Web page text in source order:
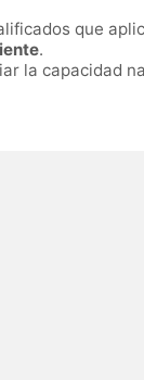
que
.
la capacidad